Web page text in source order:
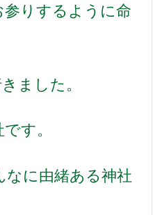
りするように命
ました。
す。
に由緒ある神社